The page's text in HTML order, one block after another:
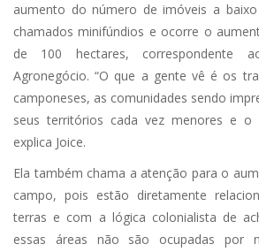
aumento do número de imóveis a
chamados minifúndios e ocorre o
de 100 hectares, correspondente
Agronegócio. “O que a gente vê é os
camponeses, as comunidades sendo
seus territórios cada vez menores e o
explica Joice.
Ela também chama a atenção para o
campo, pois estão diretamente
terras e com a lógica colonialista de
essas áreas não são ocupadas por